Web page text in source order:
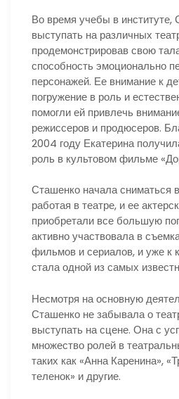
Во время учебы в
выступать на различных
продемонстрировав свою
способность эмоционально
персонажей. Ее внимание к
погружение в роль и
помогли ей привлечь
режиссеров и продюсеров.
2004 году Екатерина
роль в культовом фильме
Сташенко начала сниматься
работая в театре, и ее
приобретали все большую
активно участвовала в
фильмов и сериалов, и уже к
стала одной из самых
Несмотря на основную
Сташенко не забывала о
выступать на сцене. Она с
множество ролей в
таких как «Анна Каренина»,
теленок» и другие.